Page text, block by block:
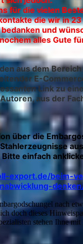
für die vielen
die wir in
und
alles Gute
aus dem Bereich
E-
Link zu
aus der
über die
einfach
export.de/beim-
nach
doch dieses
stehen Ihne